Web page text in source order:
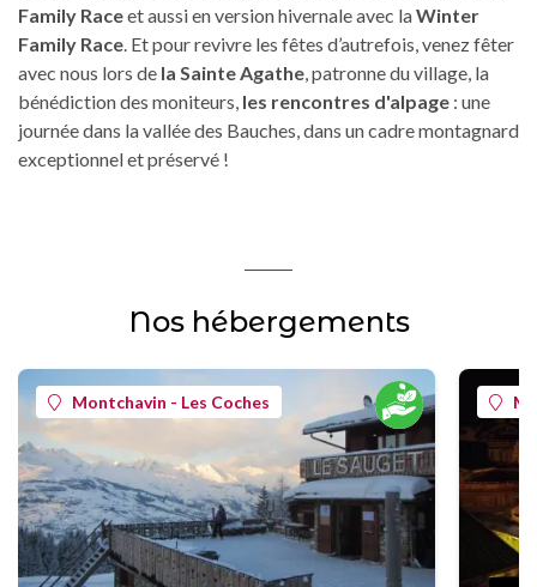
Family Raceet aussi en version hivernale avec laWinter
Family Race. Et pour revivre les fêtes d’autrefois, venez fêter
avec nous lors de la Sainte Agathe, patronne du village, la
bénédiction des moniteurs, les rencontres d'alpage : une
journée dans la vallée des Bauches, dans un cadre montagnard
exceptionnel et préservé !
Nos hébergements
Montchavin - Les Coches